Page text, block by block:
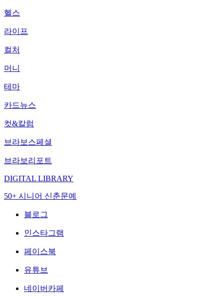
헬스
라이프
컬처
머니
테마
카드뉴스
컷&칼럼
브라보스페셜
브라보리포트
DIGITAL LIBRARY
50+ 시니어 신춘문예
블로그
인스타그램
페이스북
유튜브
네이버카페